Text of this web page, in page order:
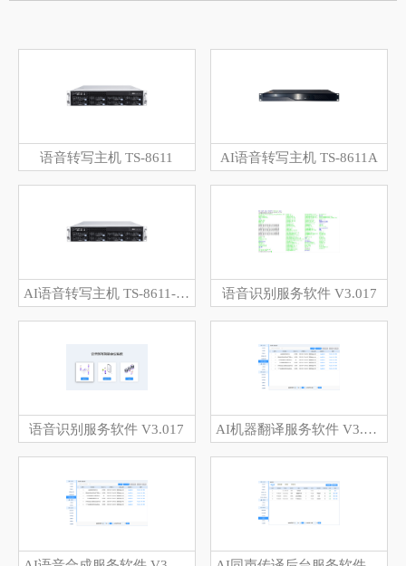
语音转写主机 TS-8611 AI语音转写主机 TS-8611A
AI语音转写主机 TS-8611-16、TS-8611-64、TS-8611GC 语音识别服务软件 V3.017
语音识别服务软件 V3.017 AI机器翻译服务软件 V3.133